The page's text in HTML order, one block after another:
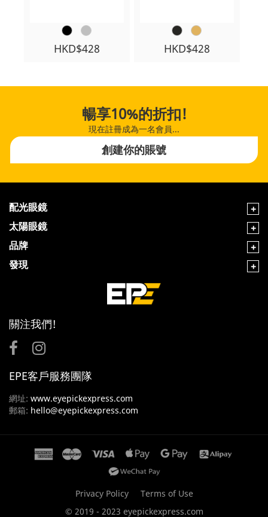
HKD$428 HKD$428
暢享10%的折扣!
現在註冊成為一名會員...
創建你的賬號
配光眼鏡
太陽眼鏡
品牌
發現
關注我們!
EPE客戶服務團隊
網址: www.eyepickexpress.com
郵箱: hello@eyepickexpress.com
Privacy Policy
Terms of Use
© 2019 - 2023 eyepickexpress.com